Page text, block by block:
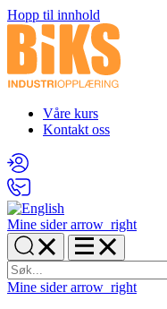
Hopp til innhold
Våre kurs
Kontakt oss
Mine sider arrow_right
Mine sider arrow_right